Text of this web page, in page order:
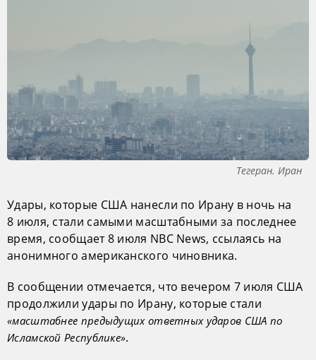
Тегеран. Иран
Удары, которые США нанесли по Ирану в ночь на
8 июля, стали самыми масштабными за последнее
время, сообщает 8 июля NBC News, ссылаясь на
анонимного американского чиновника.
В сообщении отмечается, что вечером 7 июля США
продолжили удары по Ирану, которые стали
«масштабнее предыдущих ответных ударов США по
Исламской Республике».